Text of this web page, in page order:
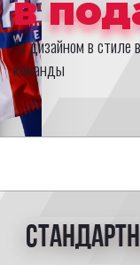
*с дизайном в стиле
команды